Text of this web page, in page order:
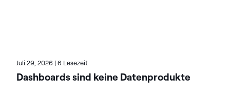
Juli 29, 2026 | 6 Lesezeit
Dashboards sind keine Datenprodukte